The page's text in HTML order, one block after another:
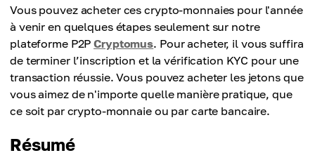
développement constant et la capacité de Solana à
traiter les transactions à la vitesse de l'éclair et à
moindre coût témoignent de son potentiel de
succès à long terme
boursière élevée, sa liquidité et son volume de
transactions élevé
Cette pièce maintient sa popularité à ce jour et
beaucoup voient le potentiel de cette crypto-
monnaie. Les prévisions indiquent que le projet
Ripple pourrait se transformer en un système de
paiement décentralisé à grande échelle doté de sa
propre crypto-monnaie. Vous pouvez en savoir
plus sur cette crypto-monnaie en suivant
Vous pouvez acheter ces crypto-monnaies pour l'année
à venir en quelques étapes seulement sur notre
plateforme P2PCryptomus. Pour acheter, il vous suffira
de terminer l’inscription et la vérification KYC pour une
transaction réussie. Vous pouvez acheter les jetons que
vous aimez de n'importe quelle manière pratique, que
ce soit par crypto-monnaie ou par carte bancaire.
Résumé